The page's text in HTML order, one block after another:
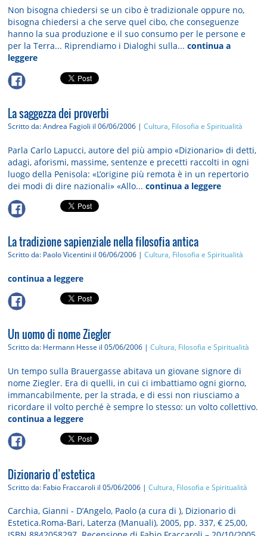
Non bisogna chiedersi se un cibo è tradizionale oppure no,
bisogna chiedersi a che serve quel cibo, che conseguenze
hanno la sua produzione e il suo consumo per le persone e
per la Terra... Riprendiamo i Dialoghi sulla...continua a
leggere
La saggezza dei proverbi
Scritto da: Andrea Fagioli il 06/06/2006 |Cultura, Filosofia e Spiritualità
Parla Carlo Lapucci, autore del più ampio «Dizionario» di detti,
adagi, aforismi, massime, sentenze e precetti raccolti in ogni
luogo della Penisola: «L’origine più remota è in un repertorio
dei modi di dire nazionali» «Allo...continua a leggere
La tradizione sapienziale nella filosofia antica
Scritto da: Paolo Vicentini il 06/06/2006 |Cultura, Filosofia e Spiritualità
continua a leggere
Un uomo di nome Ziegler
Scritto da: Hermann Hesse il 05/06/2006 |Cultura, Filosofia e Spiritualità
Un tempo sulla Brauergasse abitava un giovane signore di
nome Ziegler. Era di quelli, in cui ci imbattiamo ogni giorno,
immancabilmente, per la strada, e di essi non riusciamo a
ricordare il volto perché è sempre lo stesso: un volto collettivo.
continua a leggere
Dizionario d’estetica
Scritto da: Fabio Fraccaroli il 05/06/2006 |Cultura, Filosofia e Spiritualità
Carchia, Gianni - D’Angelo, Paolo (a cura di ), Dizionario di
Estetica.Roma-Bari, Laterza (Manuali), 2005, pp. 337, € 25,00,